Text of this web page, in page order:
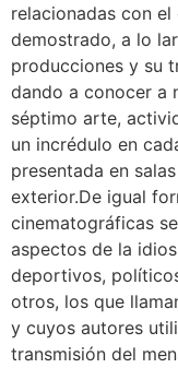
relacionadas con el
demostrado, a lo
producciones y su
dando a conocer a
séptimo arte,
un incrédulo en
presentada en
exterior.De igual
cinematográficas
aspectos de la
deportivos,
otros, los que
y cuyos autores
transmisión del